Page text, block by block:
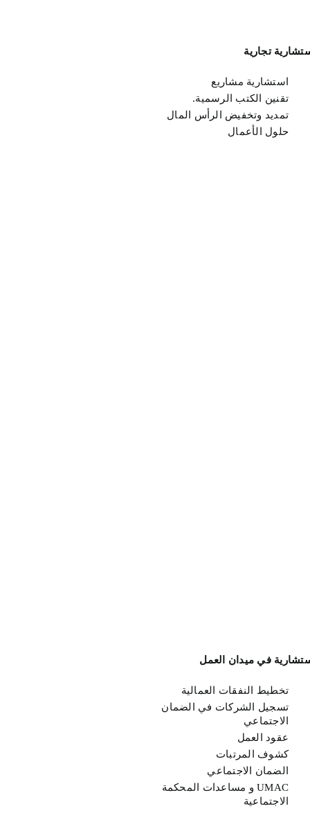
تجارية
استشارية مشاريع
تقنين الكتب الرسمية.
تمديد وتخفيض الرأس المال
حلول الأعمال
في ميدان العمل
تخطيط النفقات العمالية
تسجيل الشركات في الضمان
الاجتماعي
عقود العمل
كشوف المرتبات
الضمان الاجتماعي
UMAC و مساعدات المحكمة
الاجتماعية